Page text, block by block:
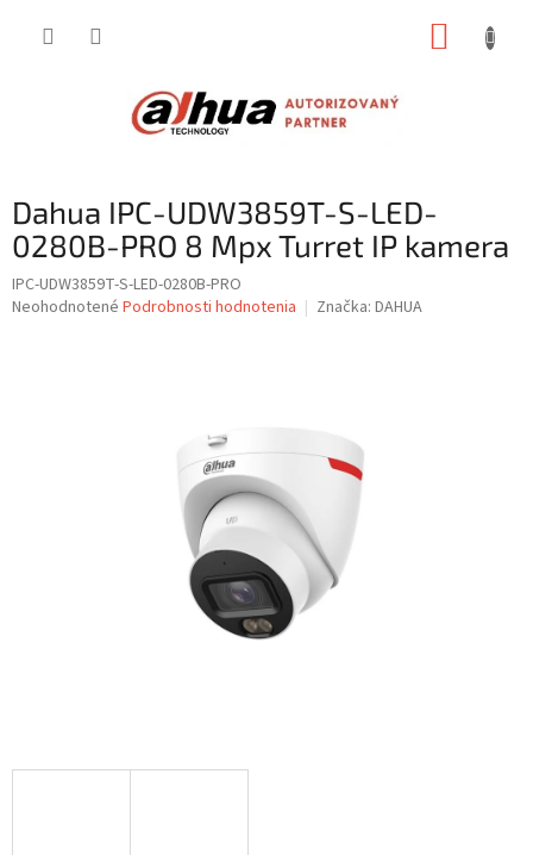
Dahua IPC-UDW3859T-S-LED-
0280B-PRO 8 Mpx Turret IP kamera
IPC-UDW3859T-S-LED-0280B-PRO
Priemerné
Neohodnotené Podrobnosti hodnotenia Značka: DAHUA